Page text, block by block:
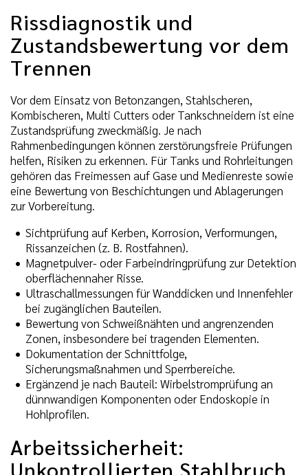
Rissdiagnostik und
Zustandsbewertung vor dem
Trennen
Vor dem Einsatz von Betonzangen, Stahlscheren,
Kombischeren, Multi Cutters oder Tankschneidern ist eine
Zustandsprüfung zweckmäßig. Je nach
Rahmenbedingungen können zerstörungsfreie Prüfungen
helfen, Risiken zu erkennen. Für Tanks und Rohrleitungen
gehören das Freimessen auf Gase und Medienreste sowie
eine Bewertung von Beschichtungen und Ablagerungen
zur Vorbereitung.
Sichtprüfung auf Kerben, Korrosion, Verformungen,
Rissanzeichen (z. B. Rostfahnen).
Magnetpulver- oder Farbeindringprüfung zur Detektion
oberflächennaher Risse.
Ultraschallmessungen für Wanddicken und Innenfehler
bei zugänglichen Bauteilen.
Bewertung von Schweißnähten und angrenzenden
Zonen, insbesondere bei tragenden Elementen.
Dokumentation der Schnittfolge,
Sicherungsmaßnahmen und Sperrbereiche.
Ergänzend je nach Bauteil: Wirbelstromprüfung an
dünnwandigen Komponenten oder Endoskopie in
Hohlprofilen.
Arbeitssicherheit:
Unkontrollierten Stahlbruch